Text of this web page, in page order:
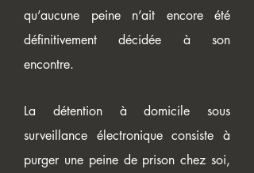
qu’aucune peine n’ait encore été
définitivement décidée à son
encontre.
La détention à domicile sous
surveillance électronique consiste à
purger une peine de prison chez soi,